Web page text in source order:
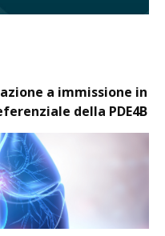
a immissione in
della PDE4B